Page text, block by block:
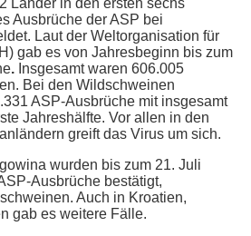
Länder in den ersten sechs
Ausbrüche der ASP bei
Laut der Weltorganisation für
gab es von Jahresbeginn bis zum
. Insgesamt waren 606.005
Bei den Wildschweinen
ASP-Ausbrüche mit insgesamt
Jahreshälfte. Vor allen in den
greift das Virus um sich.
wurden bis zum 21. Juli
Ausbrüche bestätigt,
Auch in Kroatien,
gab es weitere Fälle.